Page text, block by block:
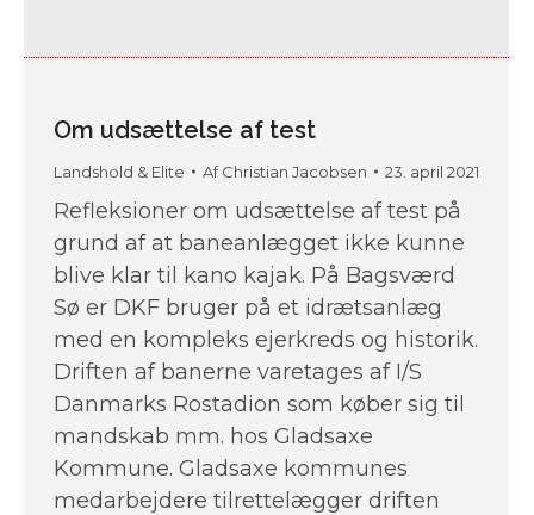
Om udsættelse af test
Landshold & Elite AfChristian Jacobsen 23. april 2021
Refleksioner om udsættelse af test på
grund af at baneanlægget ikke kunne
blive klar til kano kajak. På Bagsværd
Sø er DKF bruger på et idrætsanlæg
med en kompleks ejerkreds og historik.
Driften af banerne varetages af I/S
Danmarks Rostadion som køber sig til
mandskab mm. hos Gladsaxe
Kommune. Gladsaxe kommunes
medarbejdere tilrettelægger driften